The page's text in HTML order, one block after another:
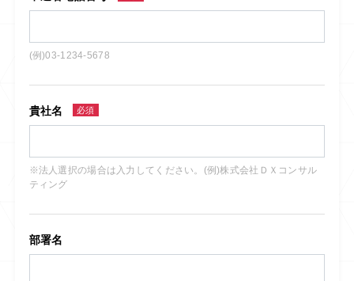
(例)03-1234-5678
貴社名 必須
※法人選択の場合は入力してください。(例)株式会社ＤＸコンサル
ティング
部署名